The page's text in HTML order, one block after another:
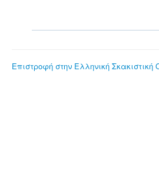
Επιστροφή στην Ελληνική Σκακιστική